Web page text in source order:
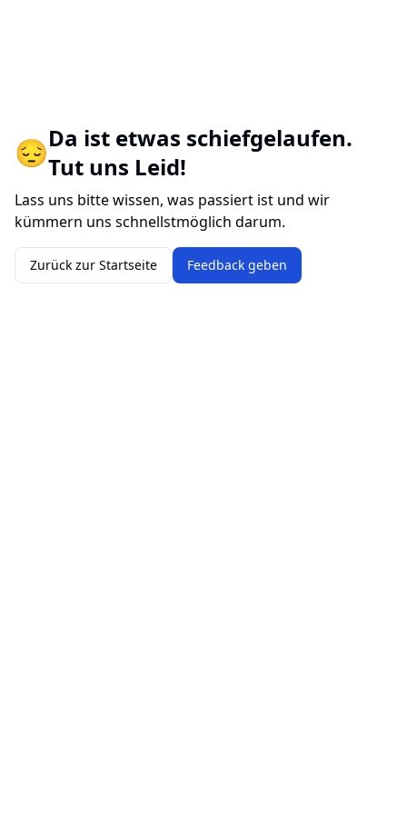
😔Da ist etwas schiefgelaufen.
Tut uns Leid!
Lass uns bitte wissen, was passiert ist und wir
kümmern uns schnellstmöglich darum.
Zurück zur Startseite Feedback geben